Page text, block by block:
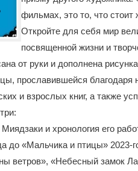
фильмах, это то, что
Откройте для себя мир
посвященной жизни и
от руки и дополнена
прославившейся
и взрослых книг, а также
и хронология его
до «Мальчика и птицы»
ветров», «Небесный замок